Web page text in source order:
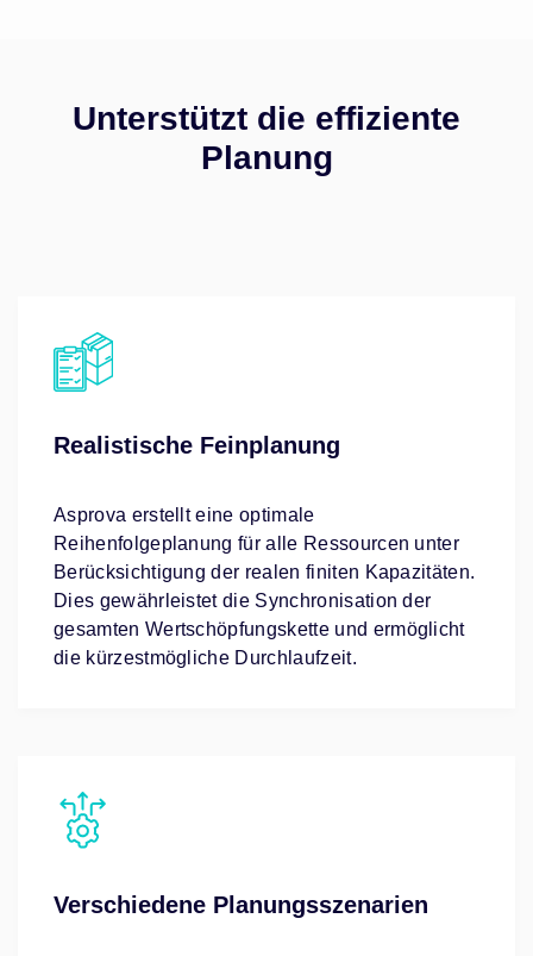
Unterstützt die effiziente
Planung
Realistische Feinplanung
Asprova erstellt eine optimale
Reihenfolgeplanung für alle Ressourcen unter
Berücksichtigung der realen finiten Kapazitäten.
Dies gewährleistet die Synchronisation der
gesamten Wertschöpfungskette und ermöglicht
die kürzestmögliche Durchlaufzeit.
Verschiedene Planungsszenarien